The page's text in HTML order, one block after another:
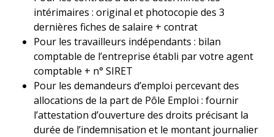
intérimaires : original et photocopie des 3
dernières fiches de salaire + contrat
Pour les travailleurs indépendants : bilan
comptable de l’entreprise établi par votre agent
comptable + n° SIRET
Pour les demandeurs d’emploi percevant des
allocations de la part de Pôle Emploi : fournir
l’attestation d’ouverture des droits précisant la
durée de l’indemnisation et le montant journalier